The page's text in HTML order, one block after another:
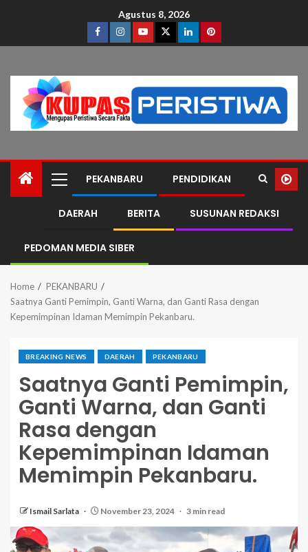
Agustus 8, 2026
PEKANBARU PENDIDIKAN
DAERAH BERITA SUSUNAN REDAKSI
PEDOMAN MEDIA SIBER
Home
PEKANBARU
Saatnya Ganti Pemimpin, Ganti Warna, dan Ganti Rasa dengan
Kepemimpinan Idaman Memimpin Pekanbaru.
BREAKING NEWS DAERAH PEKANBARU
Saatnya Ganti Pemimpin,
Ganti Warna, dan Ganti
Rasa dengan
Kepemimpinan Idaman
Memimpin Pekanbaru.
Ismail Sarlata November 23, 2024 3 min read